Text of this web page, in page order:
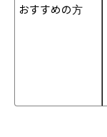
おすすめの方